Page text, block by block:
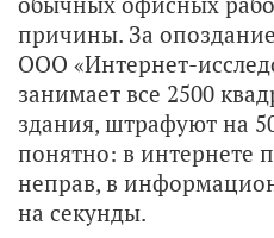
причины. За
ООО «Интернет-
занимает все 2500
здания, штрафуют на
понятно: в интернете
неправ, в
на секунды.